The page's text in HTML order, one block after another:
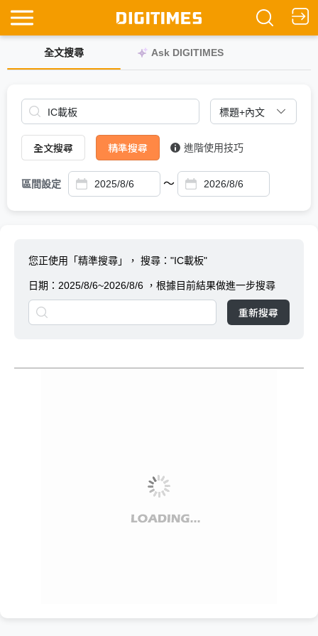
全文搜尋 Ask DIGITIMES
全文搜尋 精準搜尋 進階使用技巧
區間設定 ～
您正使用「精準搜尋」， 搜尋："IC載板"
日期： 2025/8/6~2026/8/6 ，根據目前結果做進一步搜尋
重新搜尋